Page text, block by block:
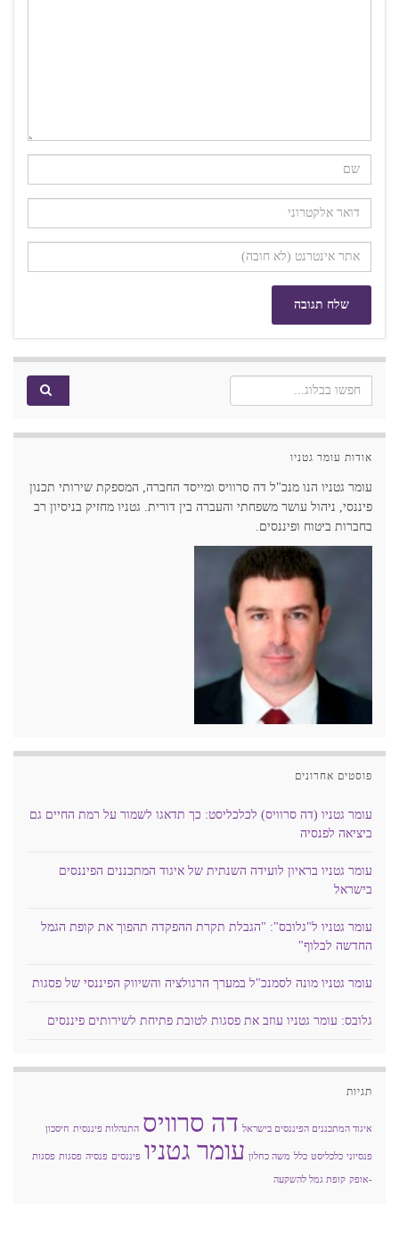
Search for:
אודות עומר גטניו
עומר גטניו הנו מנכ"ל דה סרוויס ומייסד החברה, המספקת שירותי תכנון
פיננסי, ניהול עושר משפחתי והעברה בין דורית. גטניו מחזיק בניסיון רב
בחברות ביטוח ופיננסים.
פוסטים אחרונים
עומר גטניו (דה סרוויס) לכלכליסט: כך תדאגו לשמור על רמת החיים גם
ביציאה לפנסיה
עומר גטניו בראיון לועידה השנתית של איגוד המתכננים הפיננסים
בישראל
עומר גטניו ל"גלובס": "הגבלת תקרת ההפקדה תהפוך את קופת הגמל
החדשה לבלוף"
עומר גטניו מונה לסמנכ"ל במערך הרגולציה והשיווק הפיננסי של פסגות
גלובס: עומר גטניו עוזב את פסגות לטובת פתיחת לשירותים פיננסים
תגיות
איגוד המתכננים הפיננסים בישראל דה סרוויס התנהלות פיננסית חיסכון
פנסיוני כלכליסט כלל משה כחלון עומר גטניו פיננסים פנסיה פסגות פסגות
-אופק קופת גמל להשקעה